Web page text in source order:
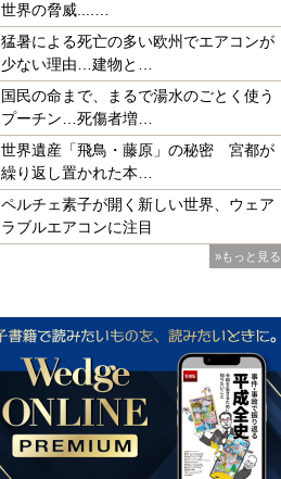
世界の脅威....…
猛暑による死亡の多い欧州でエアコンが
少ない理由…建物と…
国民の命まで、まるで湯水のごとく使う
プーチン…死傷者増…
世界遺産「飛鳥・藤原」の秘密 宮都が
繰り返し置かれた本…
ペルチェ素子が開く新しい世界、ウェア
ラブルエアコンに注目
»もっと見る